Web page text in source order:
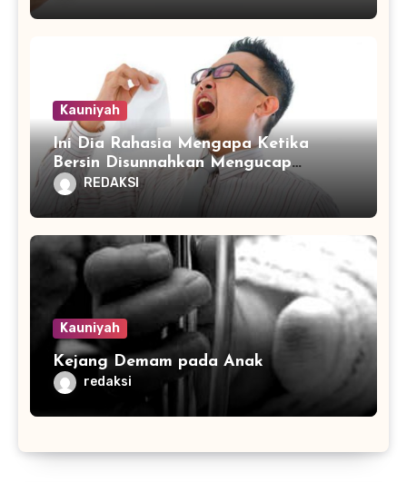
Kauniyah
Ini Dia Rahasia Mengapa Ketika
Bersin Disunnahkan Mengucap
Hamdallah
REDAKSI
Kauniyah
Kejang Demam pada Anak
redaksi